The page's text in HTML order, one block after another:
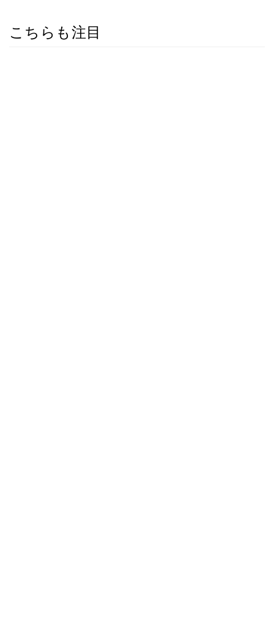
こちらも注目